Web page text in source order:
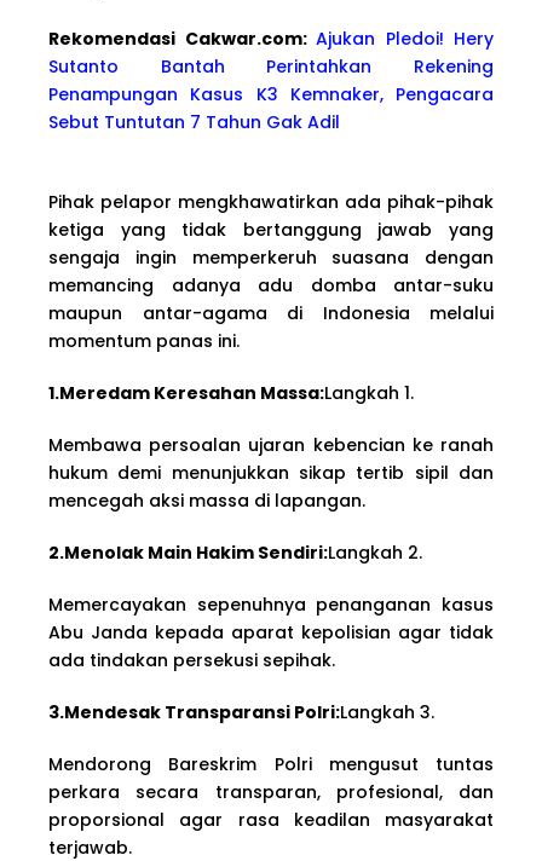
Rekomendasi Cakwar.com: Ajukan Pledoi! Hery
Sutanto Bantah Perintahkan Rekening
Penampungan Kasus K3 Kemnaker, Pengacara
Sebut Tuntutan 7 Tahun Gak Adil
Pihak pelapor mengkhawatirkan ada pihak-pihak
ketiga yang tidak bertanggung jawab yang
sengaja ingin memperkeruh suasana dengan
memancing adanya adu domba antar-suku
maupun antar-agama di Indonesia melalui
momentum panas ini.
1.Meredam Keresahan Massa:Langkah 1.
Membawa persoalan ujaran kebencian ke ranah
hukum demi menunjukkan sikap tertib sipil dan
mencegah aksi massa di lapangan.
2.Menolak Main Hakim Sendiri:Langkah 2.
Memercayakan sepenuhnya penanganan kasus
Abu Janda kepada aparat kepolisian agar tidak
ada tindakan persekusi sepihak.
3.Mendesak Transparansi Polri:Langkah 3.
Mendorong Bareskrim Polri mengusut tuntas
perkara secara transparan, profesional, dan
proporsional agar rasa keadilan masyarakat
terjawab.